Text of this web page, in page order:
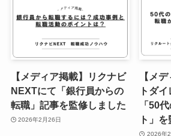
【メディア掲載】リクナビ
NEXTにて「銀行員からの
転職」記事を監修しました
2026年2月26日
【メ
トダ
「50
ト」
2026年